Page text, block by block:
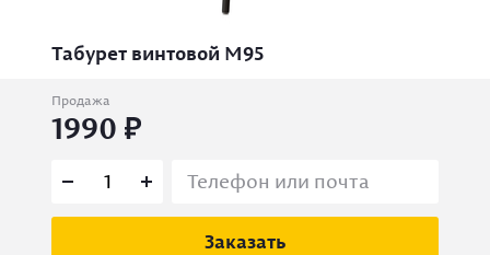
Табурет винтовой М95
Продажа
1990
Заказать